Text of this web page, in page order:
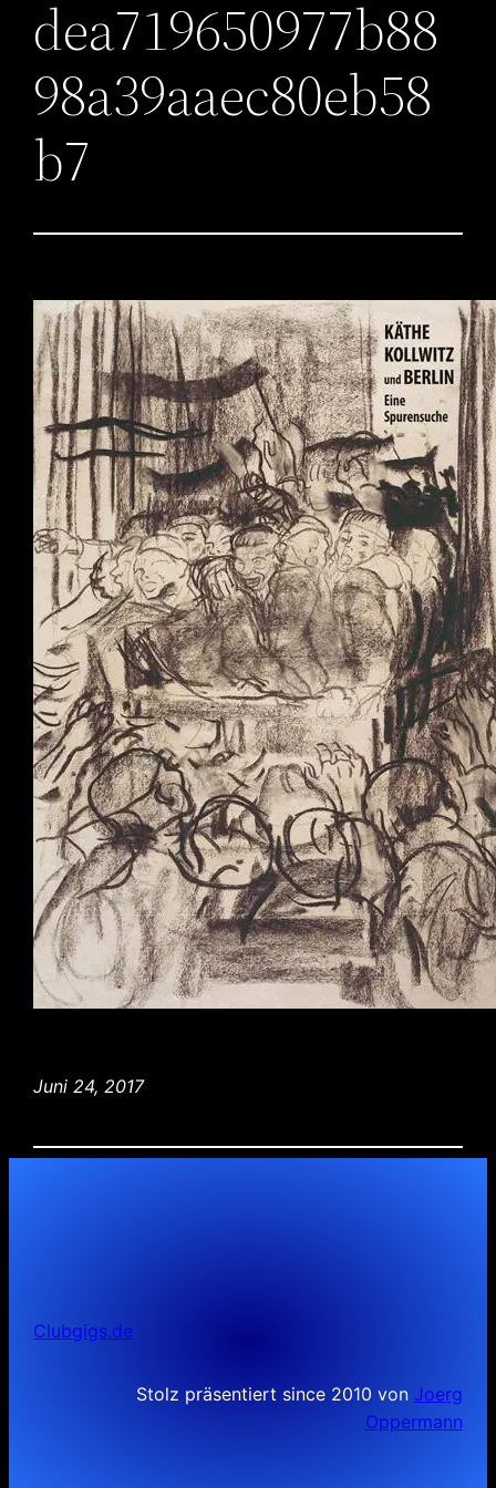
dea719650977b88
98a39aaec80eb58
b7
Juni 24, 2017
Clubgigs.de
Stolz präsentiert since 2010 von Joerg
Oppermann